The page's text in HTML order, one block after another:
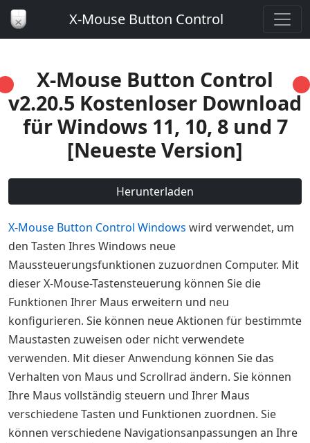
X-Mouse Button Control
X-Mouse Button Control
v2.20.5 Kostenloser Download
für Windows 11, 10, 8 und 7
[Neueste Version]
Herunterladen
X-Mouse Button Control Windows wird verwendet, um
den Tasten Ihres Windows neue
Maussteuerungsfunktionen zuzuordnen Computer. Mit
dieser X-Mouse-Tastensteuerung können Sie die
Funktionen Ihrer Maus erweitern und neu
konfigurieren. Sie können neue Aktionen für bestimmte
Maustasten zuweisen oder nicht verwendete
verwenden. Mit dieser Anwendung können Sie das
Verhalten von Maus und Scrollrad ändern. Sie können
Ihre Maus vollständig steuern und Ihrer Maus
verschiedene Tasten und Funktionen zuordnen. Sie
können verschiedene Navigationsanpassungen an Ihre